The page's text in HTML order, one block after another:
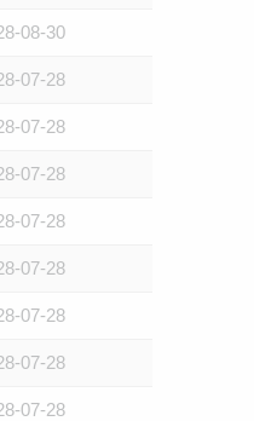
08-30
07-28
07-28
07-28
07-28
07-28
07-28
07-28
07-28